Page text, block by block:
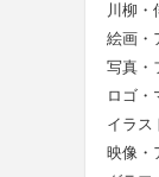
川柳・
絵画・
写真・
ロゴ・
イラス
映像・